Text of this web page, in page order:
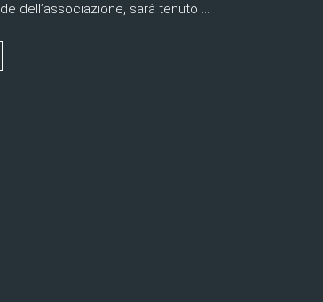
dell’associazione, sarà tenuto ...